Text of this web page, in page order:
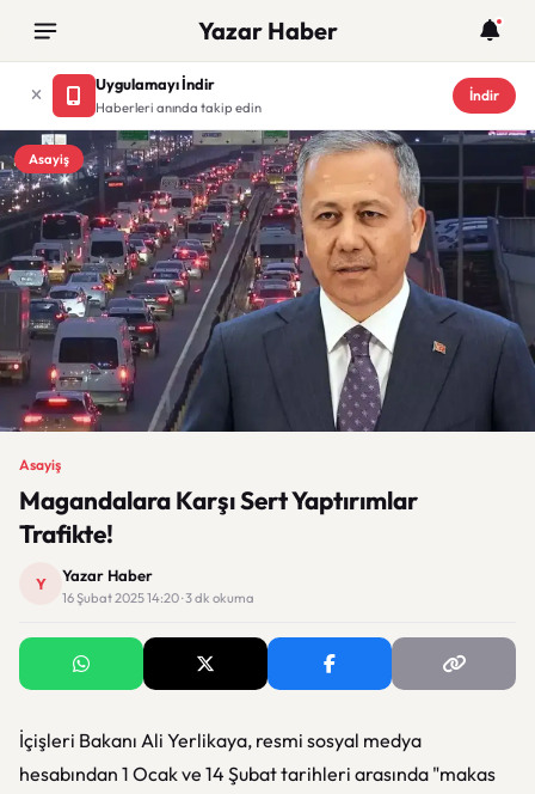
Yazar Haber
Uygulamayı İndir
Haberleri anında takip edin
İndir
Asayiş
Asayiş
Magandalara Karşı Sert Yaptırımlar
Trafikte!
Y Yazar Haber
16 Şubat 2025 14:20 · 3 dk okuma
İçişleri Bakanı Ali Yerlikaya, resmi sosyal medya
hesabından 1 Ocak ve 14 Şubat tarihleri arasında "makas